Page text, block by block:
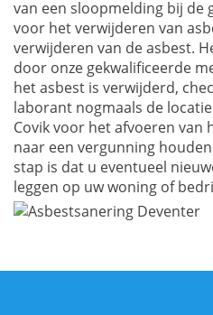
van een sloopmelding bij de
voor het verwijderen van
verwijderen van de asbest.
door onze gekwalificeerde
het asbest is verwijderd,
laborant nogmaals de
Covik voor het afvoeren van
naar een vergunning
stap is dat u eventueel
leggen op uw woning of